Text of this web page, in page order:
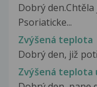
Dobrý
Psoriaticke...
Zvýšená teplota
Dobrý den, již
Zvýšená teplota